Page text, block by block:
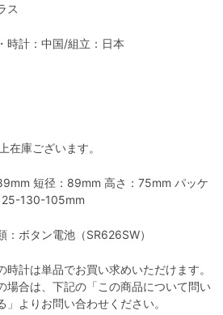
ス
時計：中国/組立：日本
在庫ございます。
短径：89mm 高さ：75mm パッケ
130-105mm
：ボタン電池（SR626SW）
時計は単品でお買い求めいただけます。
場合は、下記の「この商品について問い
」よりお問い合わせください。